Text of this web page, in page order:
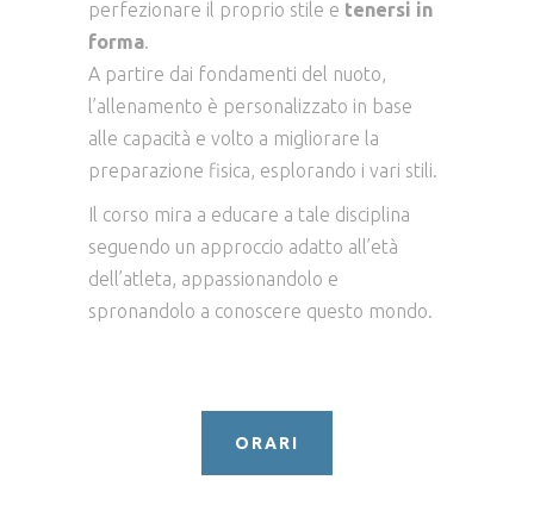
perfezionare il proprio stile e tenersi in
forma
A partire dai fondamenti del nuoto,
l’allenamento è personalizzato in base
alle capacità e volto a migliorare la
preparazione fisica, esplorando i vari stili.
Il corso mira a educare a tale disciplina
seguendo un approccio adatto all’età
dell’atleta, appassionandolo e
spronandolo a conoscere questo mondo.
ORARI